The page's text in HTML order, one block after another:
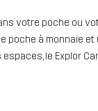
votre poche ou
poche à monnaie et
le Explor